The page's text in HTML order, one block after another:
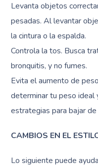
Levanta objetos
pesadas. Al levantar
la cintura o la espalda.
Controla la tos. Busca
bronquitis, y no fumes.
Evita el aumento de
determinar tu peso ideal
estrategias para bajar
CAMBIOS EN EL
Lo siguiente puede